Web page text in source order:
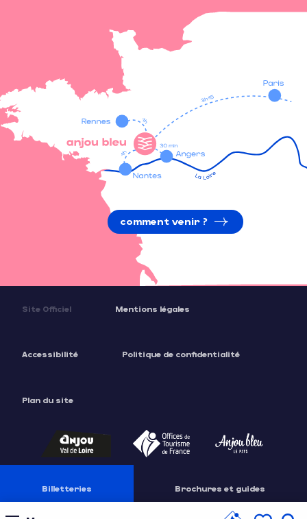
comment venir ?
Site Officiel Mentions légales
Accessibilité Politique de confidentialité
Plan du site
Billetteries Brochures et guides